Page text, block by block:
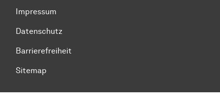
Impressum
Datenschutz
Barrierefreiheit
Sitemap